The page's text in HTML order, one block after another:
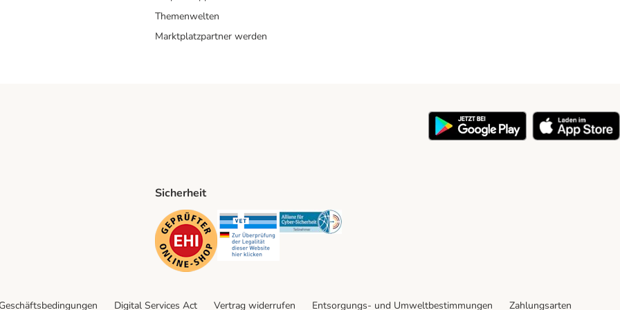
Themenwelten
Marktplatzpartner werden
Method
Sicherheit
Security Security Security
Digital Services Act Vertrag widerrufen Entsorgungs- und Umweltbestimmungen Zahlungsarten